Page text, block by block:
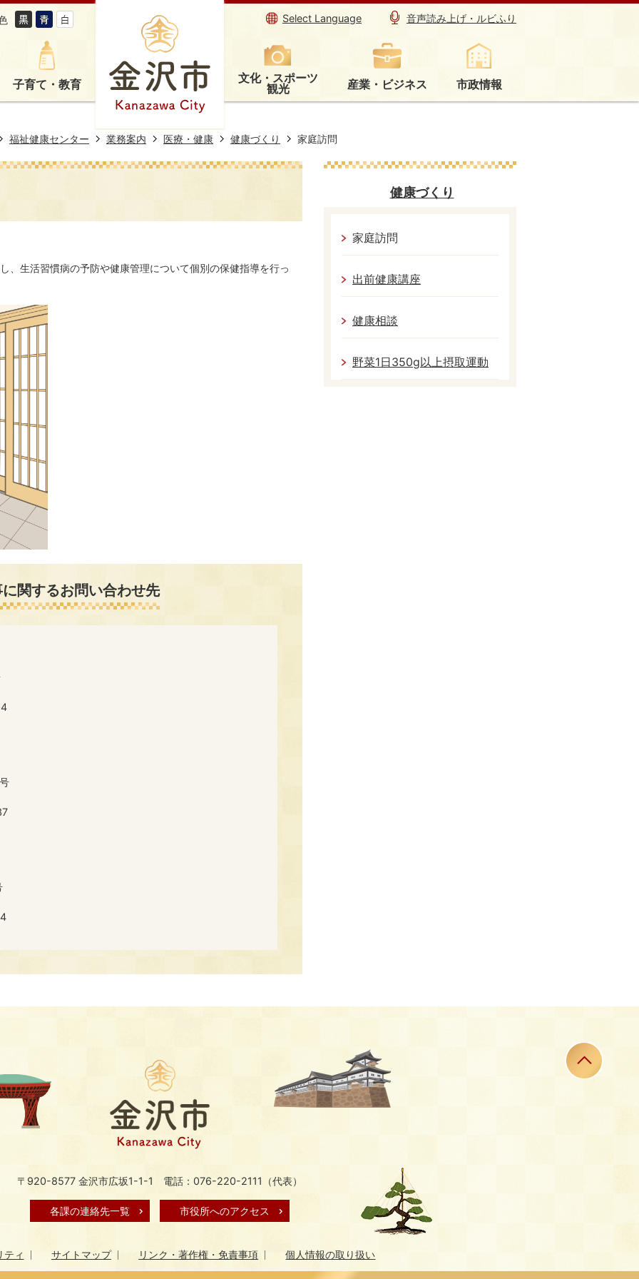
Select Language 音声読み上げ・ルビふり
子育て・教育 文化・スポーツ
観光 産業・ビジネス 市政情報
福祉健康センター 業務案内 医療・健康 健康づくり 家庭訪問
、生活習慣病の予防や健康管理について個別の保健指導を行っ
関するお問い合わせ先
健康づくり
家庭訪問
出前健康講座
健康相談
野菜1日350g以上摂取運動
〒920-8577 金沢市広坂1-1-1 電話：076-220-2111（代表）
各課の連絡先一覧 市役所へのアクセス
ティ サイトマップ リンク・著作権・免責事項 個人情報の取り扱い